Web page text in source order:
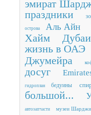
эмират
праздники
острова Аль Айн
Хайм
Дубаи
жизнь в ОАЭ
Джумейра
досуг
гидроплан бедуины
большой...
автозапчасти музеи Шарджи